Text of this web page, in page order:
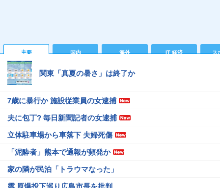
主要 国内 海外 IT 経済 ス
関東「真夏の暑さ」は終了か
7歳に暴行か 施設従業員の女逮捕
夫に包丁? 毎日新聞記者の女逮捕
立体駐車場から車落下 夫婦死傷
「泥酔者」熊本で通報が頻発か
家の隣が民泊「トラウマなった」